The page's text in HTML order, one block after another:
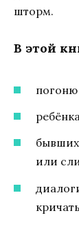
шторм.
В этой
погоню
или